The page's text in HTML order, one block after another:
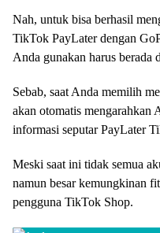
Nah, untuk bisa berhasil
TikTok PayLater dengan
Anda gunakan harus berada
Sebab, saat Anda memilih
akan otomatis mengarahkan
informasi seputar PayLater
Meski saat ini tidak semua
namun besar kemungkinan
pengguna TikTok Shop.